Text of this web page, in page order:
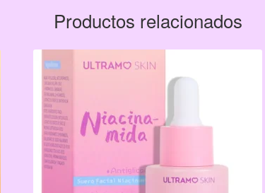
Productos relacionados